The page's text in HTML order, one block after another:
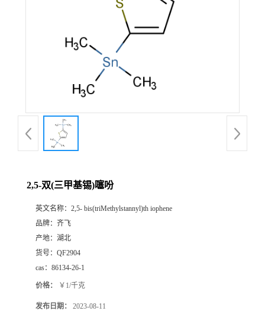
联
系
2,5-双(三甲基锡)噻吩
英文名称： 2,5‐ bis(triMethylstannyl)th iophene
品牌： 齐飞
产地： 湖北
货号： QF2904
cas： 86134-26-1
价格： ￥1/千克
发布日期： 2023-08-11